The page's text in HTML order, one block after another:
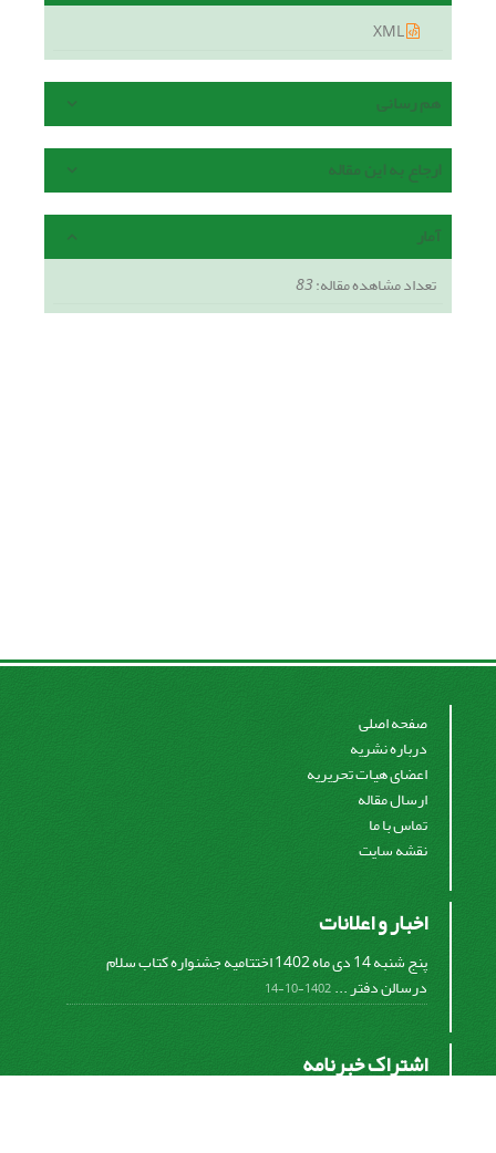
هم رسانی
ارجاع به این مقاله
آمار
تعداد مشاهده مقاله:83
صفحه اصلی
درباره نشریه
اعضای هیات تحریریه
ارسال مقاله
تماس با ما
نقشه سایت
اخبار و اعلانات
پنج شنبه 14 دی ماه 1402 اختتامیه جشنواره کتاب سلام
درسالن دفتر ...1402-10-14
اشتراک خبرنامه